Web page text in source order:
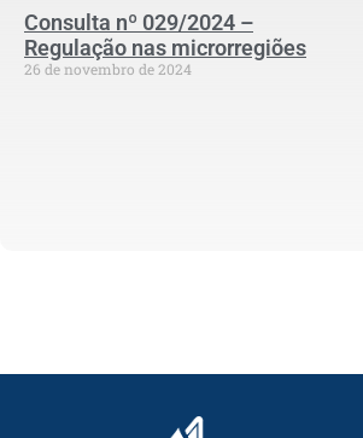
Consulta nº 029/2024 –
Regulação nas microrregiões
26 de novembro de 2024